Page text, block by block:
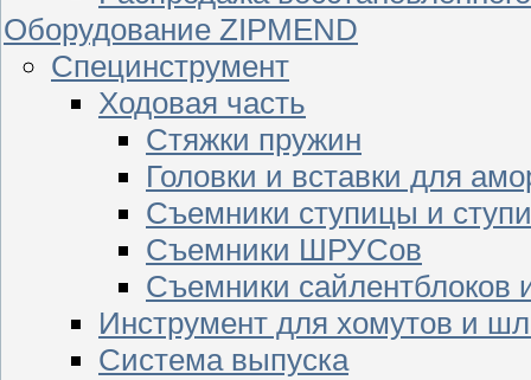
Оборудование ZIPMEND
Специнструмент
Ходовая часть
Стяжки пружин
Головки и вставки для
Съемники ступицы и
Съемники ШРУСов
Съемники сайлентблоков
Инструмент для хомутов и
Система выпуска